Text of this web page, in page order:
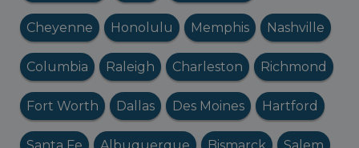
Cheyenne Honolulu Memphis Nashville
Columbia Raleigh Charleston Richmond
Fort Worth Dallas Des Moines Hartford